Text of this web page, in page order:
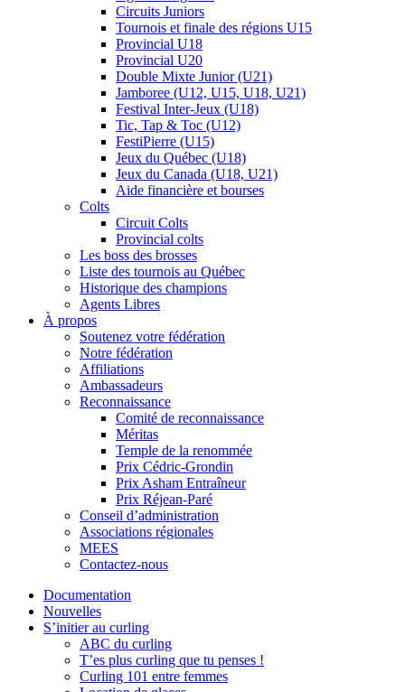
Circuits Juniors
Tournois et finale des régions U15
Provincial U18
Provincial U20
Double Mixte Junior (U21)
Jamboree (U12, U15, U18, U21)
Festival Inter-Jeux (U18)
Tic, Tap & Toc (U12)
FestiPierre (U15)
Jeux du Québec (U18)
Jeux du Canada (U18, U21)
Aide financière et bourses
Colts
Circuit Colts
Provincial colts
Les boss des brosses
Liste des tournois au Québec
Historique des champions
Agents Libres
À propos
Soutenez votre fédération
Notre fédération
Affiliations
Ambassadeurs
Reconnaissance
Comité de reconnaissance
Méritas
Temple de la renommée
Prix Cédric-Grondin
Prix Asham Entraîneur
Prix Réjean-Paré
Conseil d’administration
Associations régionales
MEES
Contactez-nous
Documentation
Nouvelles
S’initier au curling
ABC du curling
T’es plus curling que tu penses !
Curling 101 entre femmes